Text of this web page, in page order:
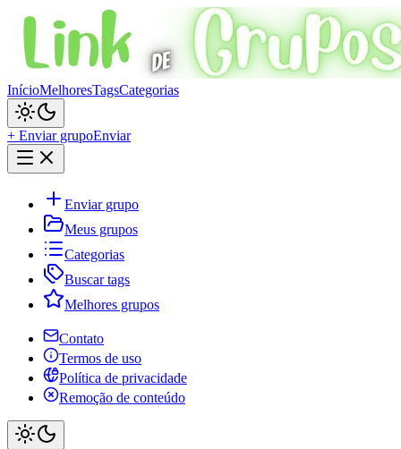
InícioMelhoresTagsCategorias
+ Enviar grupoEnviar
Enviar grupo
Meus grupos
Categorias
Buscar tags
Melhores grupos
Contato
Termos de uso
Política de privacidade
Remoção de conteúdo